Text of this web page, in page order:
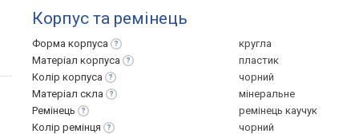
Корпус та ремінець
Форма корпуса
кругла
Матеріал корпуса
пластик
Колір корпуса
чорний
Матеріал скла
мінеральне
Ремінець
ремінець каучук
Колір ремінця
чорний